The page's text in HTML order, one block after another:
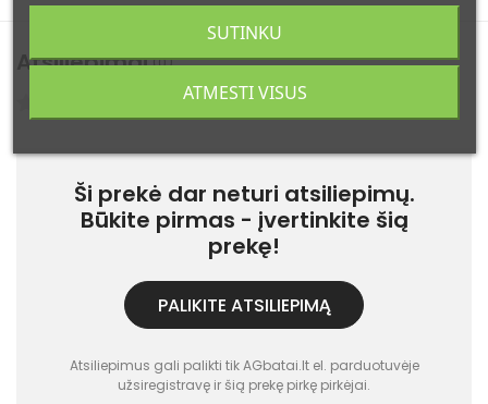
Atsiliepimai(0)
Atsiliepimų: 0
Ši prekė dar neturi atsiliepimų.
Būkite pirmas - įvertinkite šią
prekę!
PALIKITE ATSILIEPIMĄ
Atsiliepimus gali palikti tik AGbatai.lt el. parduotuvėje
užsiregistravę ir šią prekę pirkę pirkėjai.
ATMESTI VISUS
SUTINKU